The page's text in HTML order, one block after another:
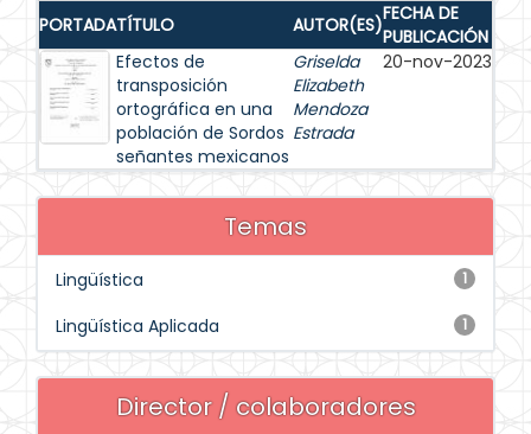
PORTADATÍTULO AUTOR(ES)FECHA DE
PUBLICACIÓN
Efectos de
transposición
ortográfica en una
población de Sordos
señantes mexicanos
Griselda
Elizabeth
Mendoza
Estrada
20-nov-2023
Temas
1
Lingüística
1
Lingüística Aplicada
Director / colaboradores